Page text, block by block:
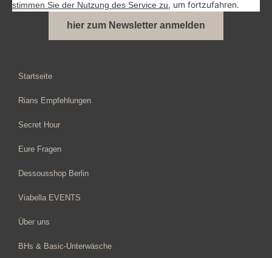
stimmen Sie der Nutzung des Service zu, um fortzufahren.
hier zum Newsletter anmelden
Startseite
Rians Empfehlungen
Secret Hour
Eure Fragen
Dessousshop Berlin
Viabella EVENTS
Über uns
BHs & Basic-Unterwäsche